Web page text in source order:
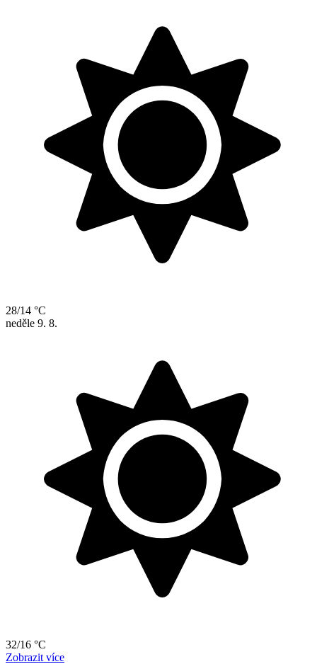
28/14 °C
neděle 9. 8.
32/16 °C
Zobrazit více